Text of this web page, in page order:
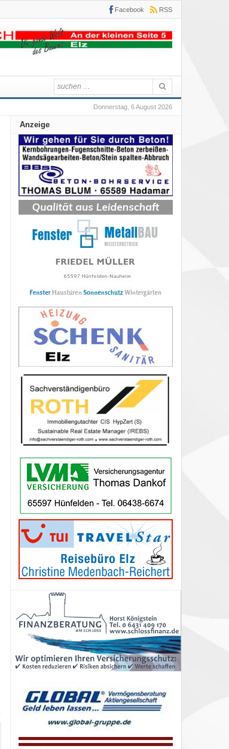
Facebook RSS
Donnerstag, 6 August 2026
Anzeige